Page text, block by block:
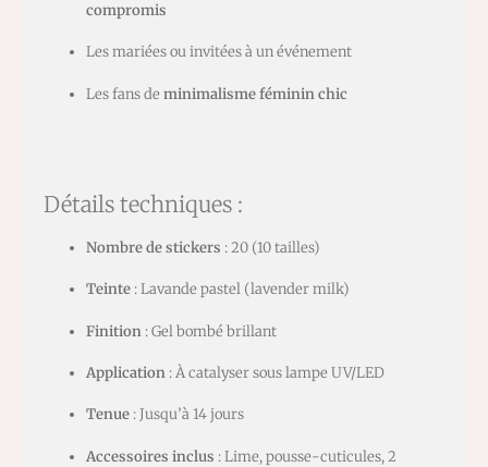
compromis
Les mariées ou invitées à un événement
Les fans deminimalisme féminin chic
Détails techniques :
Nombre de stickers : 20 (10 tailles)
Teinte : Lavande pastel (lavender milk)
Finition : Gel bombé brillant
Application : À catalyser sous lampe UV/LED
Tenue : Jusqu’à 14 jours
Accessoires inclus : Lime, pousse-cuticules, 2